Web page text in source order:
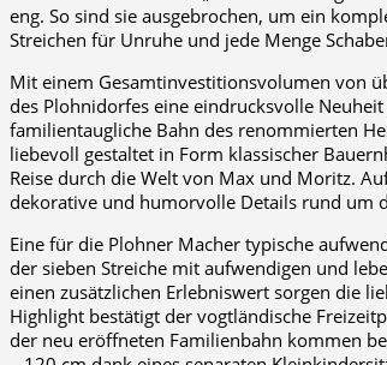
eng. So sind sie ausgebrochen, um ein
Streichen für Unruhe und jede Menge
Mit einem Gesamtinvestitionsvolumen von
des Plohnidorfes eine eindrucksvolle
familientaugliche Bahn des renommierten
liebevoll gestaltet in Form klassischer
Reise durch die Welt von Max und Moritz.
dekorative und humorvolle Details rund um
Eine für die Plohner Macher typische
der sieben Streiche mit aufwendigen und
einen zusätzlichen Erlebniswert sorgen die
Highlight bestätigt der vogtländische
der neu eröffneten Familienbahn kommen